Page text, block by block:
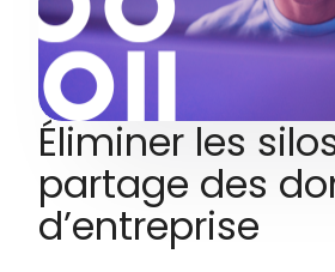
Éliminer les
partage des
d’entreprise